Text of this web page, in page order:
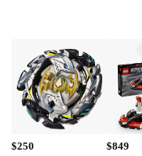
$250 $849